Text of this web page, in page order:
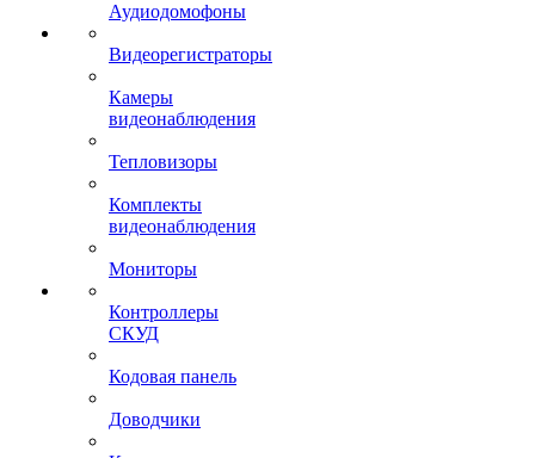
Аудиодомофоны
Видеорегистраторы
Камеры
видеонаблюдения
Тепловизоры
Комплекты
видеонаблюдения
Мониторы
Контроллеры
СКУД
Кодовая панель
Доводчики